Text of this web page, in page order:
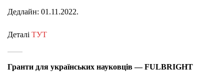
Дедлайн: 01.11.2022.
Деталі ТУТ
Гранти для українських науковців — FULBRIGHT